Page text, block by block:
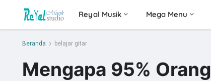
Reyal Musik Mega Menu
Beranda belajar gitar
Mengapa 95%